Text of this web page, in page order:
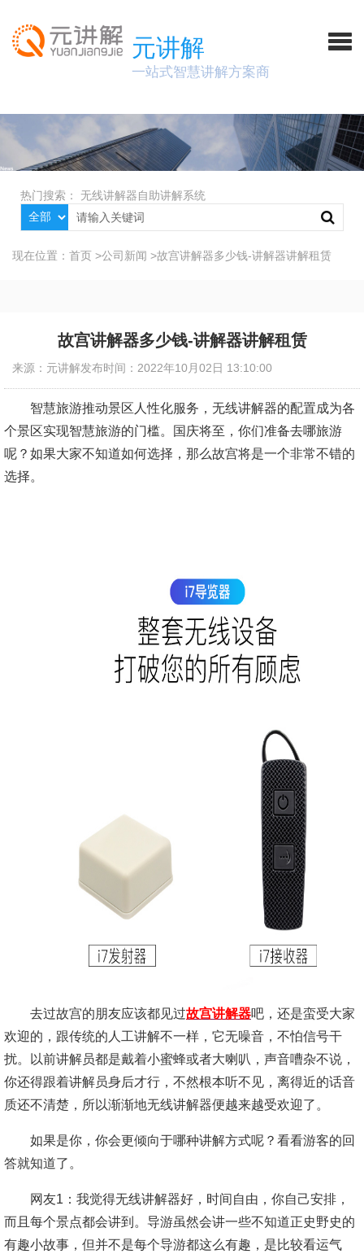
元讲解
一站式智慧讲解方案商
热门搜索： 无线讲解器自助讲解系统
现在位置： 首页 >公司新闻 >故宫讲解器多少钱-讲解器讲解租赁
故宫讲解器多少钱-讲解器讲解租赁
来源：元讲解发布时间：2022年10月02日 13:10:00
智慧旅游推动景区人性化服务，无线讲解器的配置成为各
个景区实现智慧旅游的门槛。国庆将至，你们准备去哪旅游
呢？如果大家不知道如何选择，那么故宫将是一个非常不错的
选择。
去过故宫的朋友应该都见过故宫讲解器吧，还是蛮受大家
欢迎的，跟传统的人工讲解不一样，它无噪音，不怕信号干
扰。以前讲解员都是戴着小蜜蜂或者大喇叭，声音嘈杂不说，
你还得跟着讲解员身后才行，不然根本听不见，离得近的话音
质还不清楚，所以渐渐地无线讲解器便越来越受欢迎了。
如果是你，你会更倾向于哪种讲解方式呢？看看游客的回
答就知道了。
网友1：我觉得无线讲解器好，时间自由，你自己安排，
而且每个景点都会讲到。导游虽然会讲一些不知道正史野史的
有趣小故事，但并不是每个导游都这么有趣，是比较看运气